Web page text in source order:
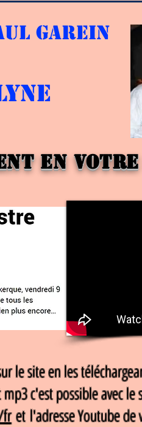
garein
en votre
le site en les
c'est possible avec le
fret l'adresse Youtube de